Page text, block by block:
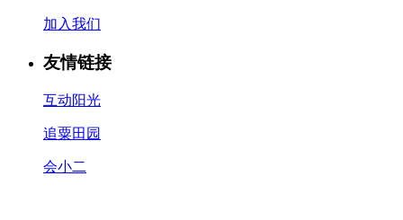
加入我们
友情链接
互动阳光
追粟田园
会小二